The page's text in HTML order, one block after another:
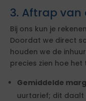
3. Aftrap
Bij ons kun je
Doordat we direct
houden we de
precies zien hoe
Gemiddelde
uurtarief; dit daalt